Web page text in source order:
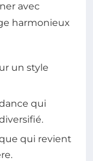
avec
harmonieux
un style
qui
qui revient